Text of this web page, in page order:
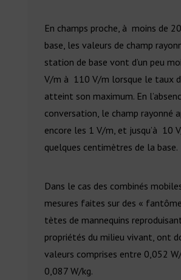
En champs proche, à moins de
base, les valeurs de champ
station de base vont d’un peu
V/m à 110 V/m lorsque le taux
atteint son maximum. En
conversation, le champ rayonné
encore les 1 V/m, et jusqu’à 10
quelques centimètres de la base.
Dans le cas des combinés
mesures faites sur des «
tètes de mannequins
propriétés du milieu vivant, ont
valeurs comprises entre 0,052
0,087 W/kg.